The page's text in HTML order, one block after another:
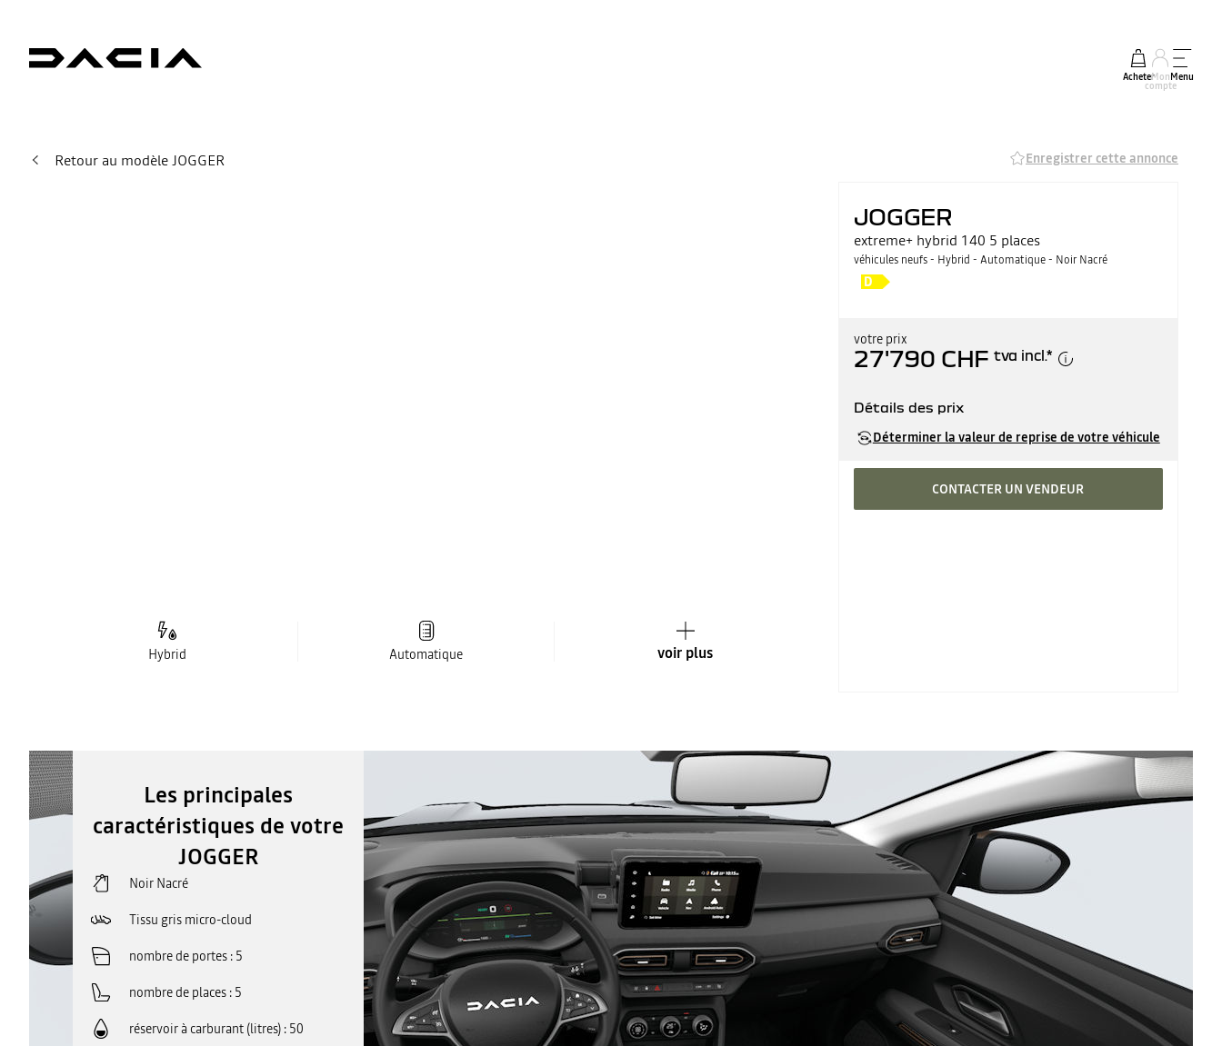
AcheterMon
compte
Menu
Retour au modèle JOGGER Enregistrer cette annonce
Hybrid Automatique voir plus
JOGGER
extreme+ hybrid 140 5 places
véhicules neufs - Hybrid - Automatique - Noir Nacré
votre prix
27'790 CHF tva incl.*
Détails des prix
moins prime
500 CHF
Déterminer la valeur de reprise de votre véhicule
CONTACTER UN VENDEUR
Les principales
caractéristiques de votre
JOGGER
Noir Nacré
Tissu gris micro-cloud
nombre de portes 5
nombre de places 5
réservoir à carburant (litres) 50